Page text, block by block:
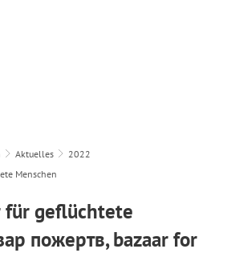
Aktuelles
2022
Menschen
für geflüchtete
пожертв, bazaar for